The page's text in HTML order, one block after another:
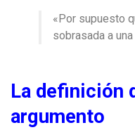
«Por supuesto
sobrasada a
La definición
argumento